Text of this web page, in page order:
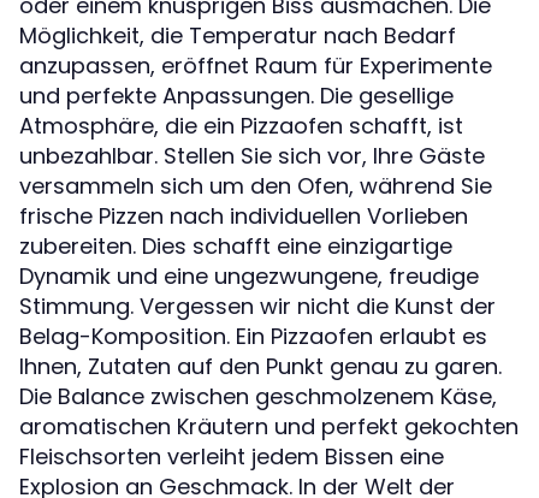
Möglichkeit, die Temperatur nach Bedarf
anzupassen, eröffnet Raum für Experimente
und perfekte Anpassungen. Die gesellige
Atmosphäre, die ein Pizzaofen schafft, ist
unbezahlbar. Stellen Sie sich vor, Ihre Gäste
versammeln sich um den Ofen, während Sie
frische Pizzen nach individuellen Vorlieben
zubereiten. Dies schafft eine einzigartige
Dynamik und eine ungezwungene, freudige
Stimmung. Vergessen wir nicht die Kunst der
Belag-Komposition. Ein Pizzaofen erlaubt es
Ihnen, Zutaten auf den Punkt genau zu garen.
Die Balance zwischen geschmolzenem Käse,
aromatischen Kräutern und perfekt gekochten
Fleischsorten verleiht jedem Bissen eine
Explosion an Geschmack. In der Welt der